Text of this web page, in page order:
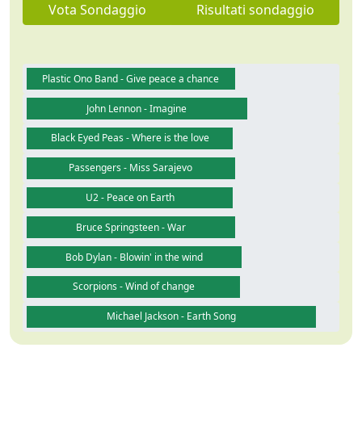
Vota Sondaggio Risultati sondaggio
Plastic Ono Band - Give peace a chance
John Lennon - Imagine
Black Eyed Peas - Where is the love
Passengers - Miss Sarajevo
U2 - Peace on Earth
Bruce Springsteen - War
Bob Dylan - Blowin' in the wind
Scorpions - Wind of change
Michael Jackson - Earth Song